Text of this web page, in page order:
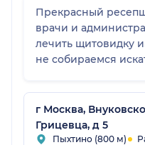
Прекрасный
врачи и
лечить щитовидку
не собираемся
г Москва,
Грицевца, д 5
Пыхтино (800 м)